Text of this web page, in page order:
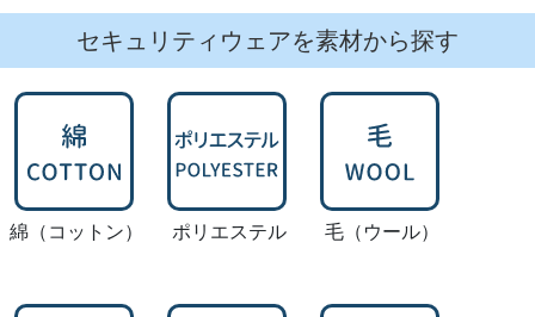
セキュリティウェアを素材から探す
綿 （コットン） ポリエステル 毛 （ウール）